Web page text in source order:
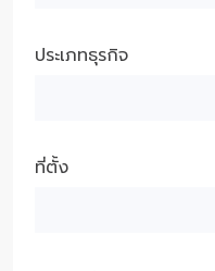
ประเภทธุรกิจ
ที่ตั้ง